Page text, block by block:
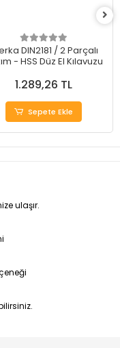
DIN2181 / 2 Parçalı
- HSS Düz El Kılavuzu
1.289,26 TL
Sepete Ekle
ulaşır.